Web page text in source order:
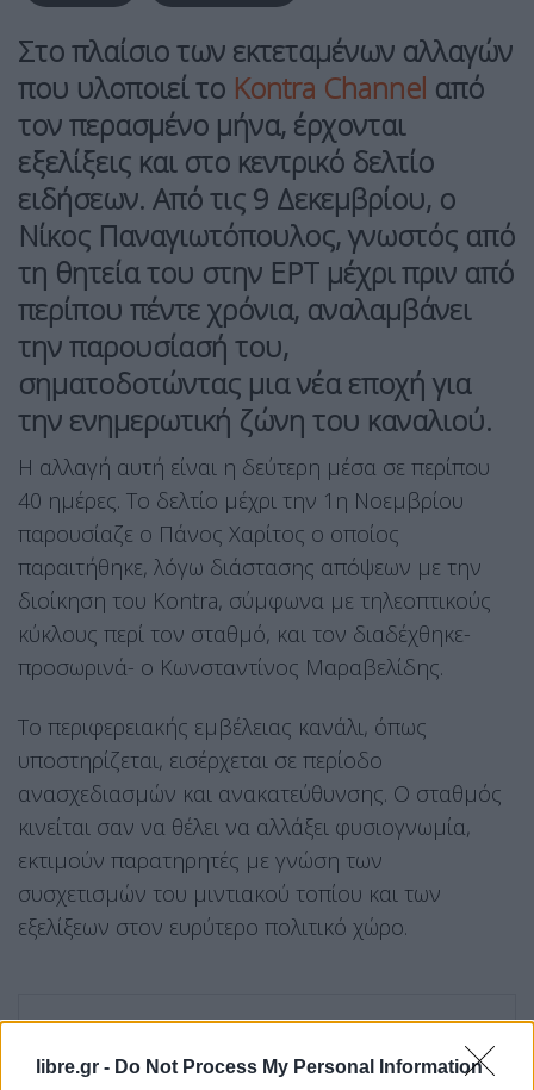
libre.gr - Do Not Process My Personal Information
Στο πλαίσιο των εκτεταμένων αλλαγών
που υλοποιεί το Kontra Channel από
τον περασμένο μήνα, έρχονται
εξελίξεις και στο κεντρικό δελτίο
ειδήσεων. Από τις 9 Δεκεμβρίου, ο
Νίκος Παναγιωτόπουλος, γνωστός από
τη θητεία του στην ΕΡΤ μέχρι πριν από
περίπου πέντε χρόνια, αναλαμβάνει
την παρουσίασή του,
σηματοδοτώντας μια νέα εποχή για
την ενημερωτική ζώνη του καναλιού.
Η αλλαγή αυτή είναι η δεύτερη μέσα σε περίπου
40 ημέρες. Το δελτίο μέχρι την 1η Νοεμβρίου
παρουσίαζε ο Πάνος Χαρίτος ο οποίος
παραιτήθηκε, λόγω διάστασης απόψεων με την
διοίκηση του Kontra, σύμφωνα με τηλεοπτικούς
κύκλους περί τον σταθμό, και τον διαδέχθηκε-
προσωρινά- ο Κωνσταντίνος Μαραβελίδης.
Το περιφερειακής εμβέλειας κανάλι, όπως
υποστηρίζεται, εισέρχεται σε περίοδο
ανασχεδιασμών και ανακατεύθυνσης. Ο σταθμός
κινείται σαν να θέλει να αλλάξει φυσιογνωμία,
εκτιμούν παρατηρητές με γνώση των
συσχετισμών του μιντιακού τοπίου και των
εξελίξεων στον ευρύτερο πολιτικό χώρο.